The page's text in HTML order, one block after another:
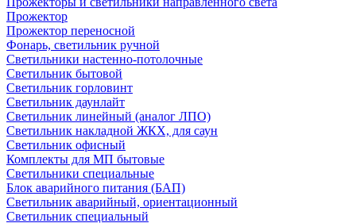
Прожектор
Прожектор переносной
Фонарь, светильник ручной
Светильники настенно-потолочные
Светильник бытовой
Светильник горловинт
Светильник даунлайт
Светильник линейный (аналог ЛПО)
Светильник накладной ЖКХ, для саун
Светильник офисный
Комплекты для МП бытовые
Светильники специальные
Блок аварийного питания (БАП)
Светильник аварийный, ориентационный
Светильник специальный